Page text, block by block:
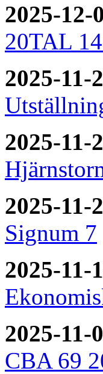
2025-12-
20TAL
2025-11-
2025-11-
2025-11-
Signum 7
2025-11-
2025-11-
CBA 69